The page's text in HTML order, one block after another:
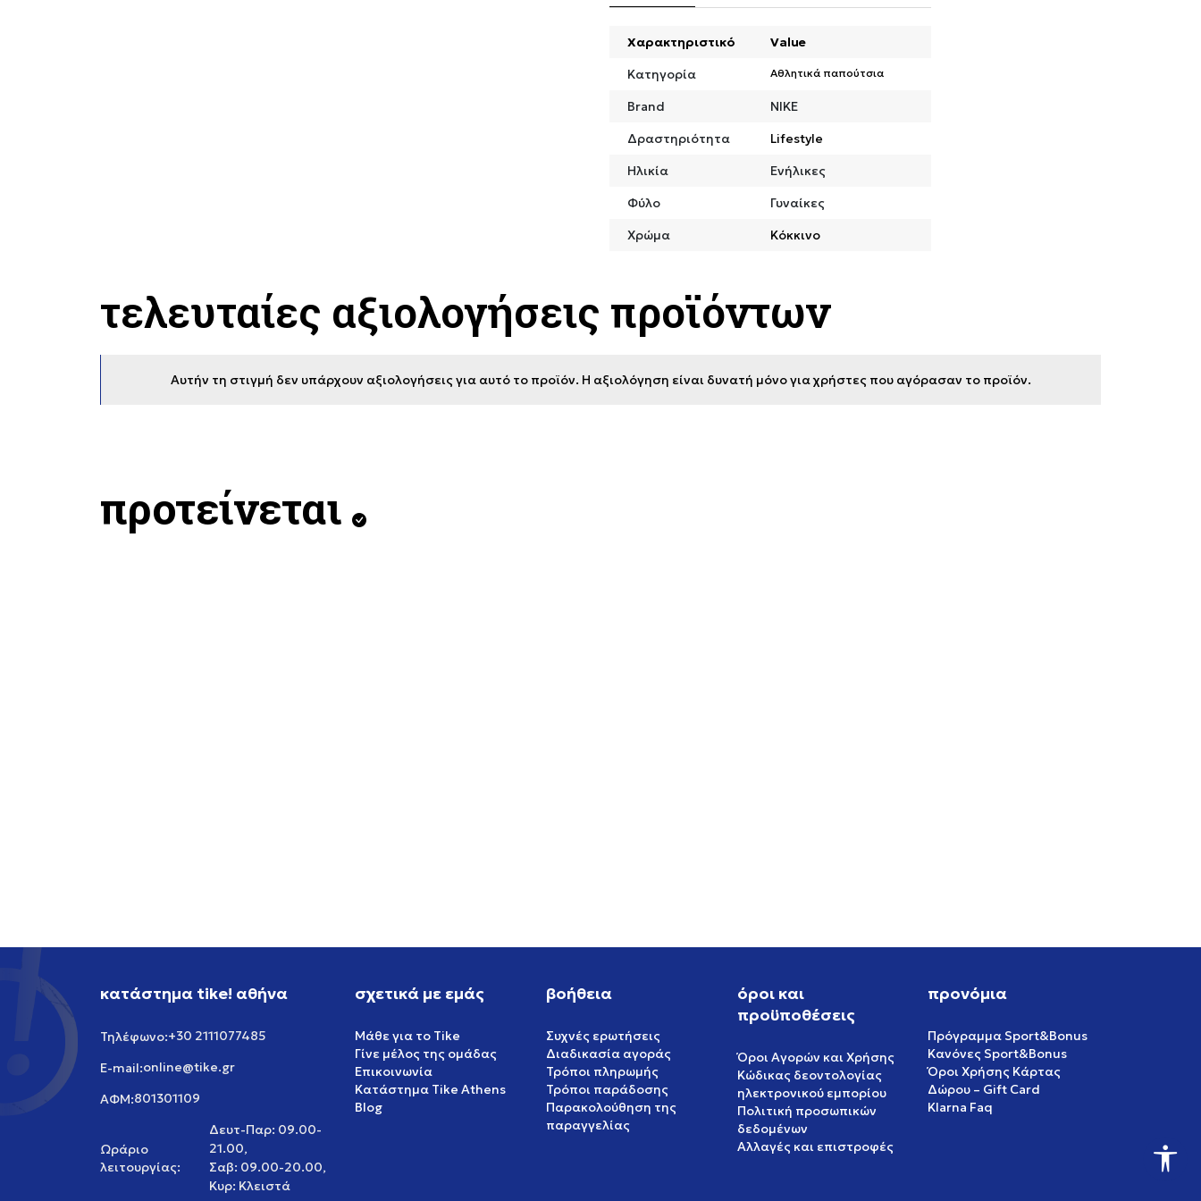
Χαρακτηριστικό
Value
Κατηγορία
Αθλητικά παπούτσια
Brand
NIKE
Δραστηριότητα
Lifestyle
Ηλικία
Ενήλικες
Φύλο
Γυναίκες
Χρώμα
Κόκκινο
τελευταίες αξιολογήσεις προϊόντων
Αυτήν τη στιγμή δεν υπάρχουν αξιολογήσεις για αυτό το προϊόν. Η αξιολόγηση είναι δυνατή μόνο για χρήστες που αγόρασαν το προϊόν.
προτείνεται
κατάστημα tike! αθήνα
Τηλέφωνο:+30 2111077485
E-mail:online@tike.gr
ΑΦΜ:801301109
Ωράριο
λειτουργίας:
Δευτ-Παρ: 09.00-
21.00,
Σαβ: 09.00-20.00,
Κυρ: Κλειστά
σχετικά με εμάς
Μάθε για το Tike
Γίνε μέλος της ομάδας
Επικοινωνία
Κατάστημα Tike Athens
Blog
βοήθεια
Συχνές ερωτήσεις
Διαδικασία αγοράς
Τρόποι πληρωμής
Τρόποι παράδοσης
Παρακολούθηση της
παραγγελίας
όροι και
προϋποθέσεις
Όροι Αγορών και Χρήσης
Κώδικας δεοντολογίας
ηλεκτρονικού εμπορίου
Πολιτική προσωπικών
δεδομένων
Αλλαγές και επιστροφές
προνόμια
Πρόγραμμα Sport&Bonus
Κανόνες Sport&Bonus
Όροι Χρήσης Κάρτας
Δώρου – Gift Card
Klarna Faq